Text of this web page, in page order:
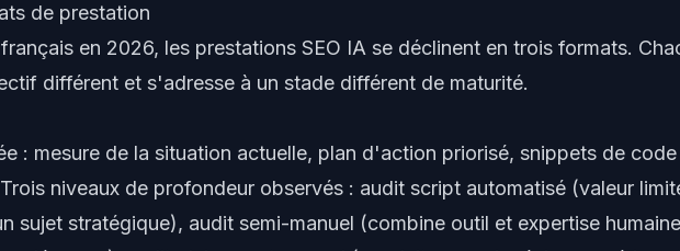
de prestation
en 2026, les prestations SEO IA se déclinent en trois formats.
différent et s'adresse à un stade différent de maturité.
: mesure de la situation actuelle, plan d'action priorisé, snippets de code
niveaux de profondeur observés : audit script automatisé (valeur
sujet stratégique), audit semi-manuel (combine outil et expertise